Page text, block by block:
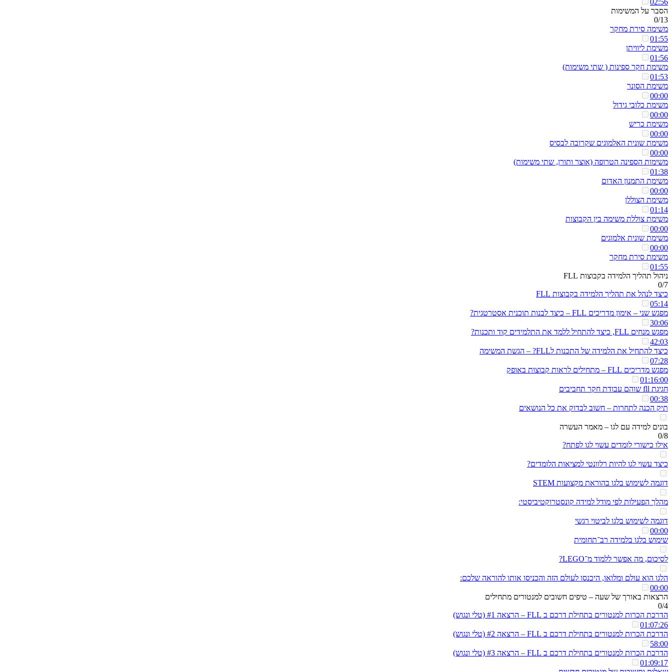
02:56
הסבר על המשימות
0/13
משימה סירת מחקר
01:55
משימת ליוויתן
01:56
משימת חקר ספינות ( שתי משימות)
01:53
משימת הסונר
00:00
משימת כלובי גידול
00:00
משימת כריש
00:00
משימת שונית האלמוגים שקרובה לבסיס
00:00
משימות הספינה הטרופה (אוצר ותורן, שתי משימות)
01:38
משימת התמנון האדום
00:00
משימת הצוללן
01:14
משימת צוללת משימה בין הקבוצות
00:00
משימת שונית אלמוגים
00:00
משימת סירת מחקר
01:55
ניהול תהליך הלמידה בקבוצות FLL
0/7
כיצד לנהל את תהליך הלמידה בקבוצות FLL
05:14
מפגש שני – אימון מדריכים FLL – כיצד לבנות תוכנית אסטרטגית?
30:06
מפגש מנחים FLL, כיצד להתחיל ללמד את התלמידים קוד ותכנות?
42:03
כיצד להתחיל את הלמידה של התכנות לFLL? – הגשת המשימה
07:28
מפגש מדריכים FLL – מתחילים לראות קבוצות באופק
01:16:00
חגיגת fll שוהם עבודת חקר תחביבים
00:38
תיק הכנה לתחרות – חשוב לבדוק את כל הנושאים
בונים למידה עם לגו – מאמר העשרה
0/8
אילו כישורי לומדים עשוי לגו לפתח?
כיצד עשוי לגו להיות רלוונטי למציאות הלומדים?
דוגמה לשימוש בלגו בהוראת מקצועות STEM
מהלך הפעילות לפי מודל למידה קונסטרוקטיביסטי:
דוגמה לשימוש בלגו לביטוי רגשי
00:00
שימוש בלגו בלמידה רב־תחומית
לסיכום, מה אפשר ללמוד מ־LEGO?
הלגו הוא עולם ומלואו, היכנסו לעולם הזה והכניסו אותו להוראה שלכם:
00:00
הרצאות באורך של שעה – טיפים חשובים למנטורים מתחילים
0/4
הדרכת הכרות למנטורים בתחילת דרכם ב FLL – הרצאה #1 (טלי ונגוש)
01:07:26
הדרכת הכרות למנטורים בתחילת דרכם ב FLL – הרצאה #2 (טלי ונגוש)
58:00
הדרכת הכרות למנטורים בתחילת דרכם ב FLL – הרצאה #3 (טלי ונגוש)
01:09:17